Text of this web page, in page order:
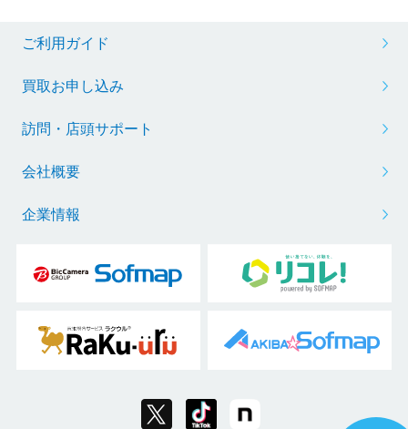
ご利用ガイド
買取お申し込み
訪問・店頭サポート
会社概要
企業情報